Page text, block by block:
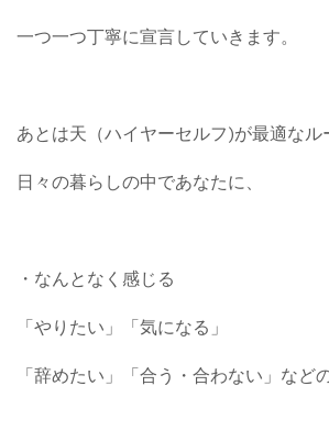
一つ一つ丁寧に宣言していきます。
あとは天（ハイヤーセルフ)が最適なル
日々の暮らしの中であなたに、
・なんとなく感じる
「やりたい」「気になる」
「辞めたい」「合う・合わない」など